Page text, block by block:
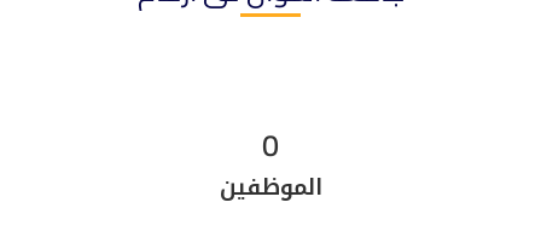
الموظفين
0